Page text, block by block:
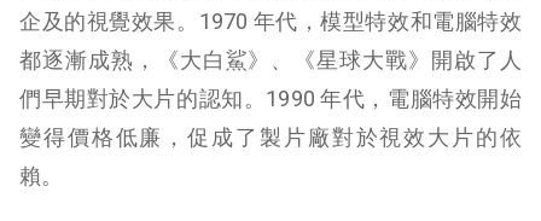
企及的視覺效果。1970 年代，模型特效和電腦特效
都逐漸成熟，《大白鯊》、《星球大戰》開啟了人
們早期對於大片的認知。1990 年代，電腦特效開始
變得價格低廉，促成了製片廠對於視效大片的依
賴。